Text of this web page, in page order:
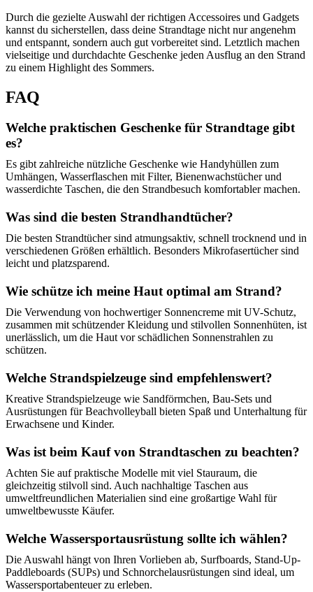
Durch die gezielte Auswahl der richtigen Accessoires und Gadgets
kannst du sicherstellen, dass deine Strandtage nicht nur angenehm
und entspannt, sondern auch gut vorbereitet sind. Letztlich machen
vielseitige und durchdachte Geschenke jeden Ausflug an den Strand
zu einem Highlight des Sommers.
FAQ
Welche praktischen Geschenke für Strandtage gibt
es?
Es gibt zahlreiche nützliche Geschenke wie Handyhüllen zum
Umhängen, Wasserflaschen mit Filter, Bienenwachstücher und
wasserdichte Taschen, die den Strandbesuch komfortabler machen.
Was sind die besten Strandhandtücher?
Die besten Strandtücher sind atmungsaktiv, schnell trocknend und in
verschiedenen Größen erhältlich. Besonders Mikrofasertücher sind
leicht und platzsparend.
Wie schütze ich meine Haut optimal am Strand?
Die Verwendung von hochwertiger Sonnencreme mit UV-Schutz,
zusammen mit schützender Kleidung und stilvollen Sonnenhüten, ist
unerlässlich, um die Haut vor schädlichen Sonnenstrahlen zu
schützen.
Welche Strandspielzeuge sind empfehlenswert?
Kreative Strandspielzeuge wie Sandförmchen, Bau-Sets und
Ausrüstungen für Beachvolleyball bieten Spaß und Unterhaltung für
Erwachsene und Kinder.
Was ist beim Kauf von Strandtaschen zu beachten?
Achten Sie auf praktische Modelle mit viel Stauraum, die
gleichzeitig stilvoll sind. Auch nachhaltige Taschen aus
umweltfreundlichen Materialien sind eine großartige Wahl für
umweltbewusste Käufer.
Welche Wassersportausrüstung sollte ich wählen?
Die Auswahl hängt von Ihren Vorlieben ab, Surfboards, Stand-Up-
Paddleboards (SUPs) und Schnorchelausrüstungen sind ideal, um
Wassersportabenteuer zu erleben.